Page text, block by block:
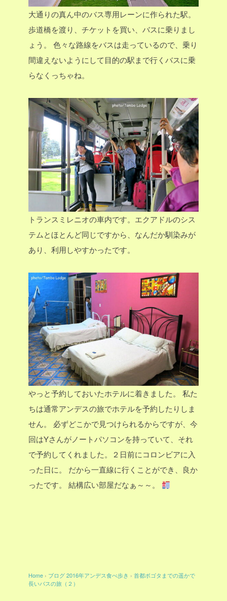
大通りの真ん中のバス専用レーンに作られた駅。
歩道橋を渡り、チケットを買い、バスに乗りまし
ょう。
色々な路線をバスは走っているので、乗り
間違えないようにして目的の駅まで行くバスに乗
らなくっちゃね。
トランスミレニオの車内です。エクアドルのシス
テムとほとんど同じですから、なんだか馴染みが
あり、利用しやすかったです。
やっと予約しておいたホテルに着きました。
私た
ちは通常アンデスの旅でホテルを予約したりしま
せん。
必ずどこかで見つけられるからですが、今
回はYさんがノートパソコンを持っていて、それ
で予約してくれました。２日前にコロンビアに入
った日に。
だから一直線に行くことができ、良か
ったです。
結構広い部屋だなぁ～～。
Home › ブログ2016年アンデス食べ歩き › 首都ボゴタまでの遥かで
長いバスの旅（２）